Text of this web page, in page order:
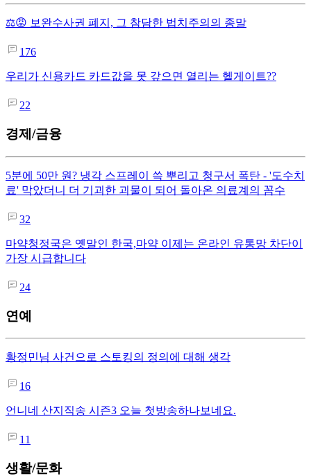
⚖️😡 보완수사권 폐지, 그 참담한 법치주의의 종말
176
우리가 신용카드 카드값을 못 갚으면 열리는 헬게이트??
22
경제/금융
5분에 50만 원? 냉각 스프레이 쓱 뿌리고 청구서 폭탄 - '도수치
료' 막았더니 더 기괴한 괴물이 되어 돌아온 의료계의 꼼수
32
마약청정국은 옛말인 한국,마약 이제는 온라인 유통망 차단이
가장 시급합니다
24
연예
황정민님 사건으로 스토킹의 정의에 대해 생각
16
언니네 산지직송 시즌3 오늘 첫방송하나보네요.
11
생활/문화